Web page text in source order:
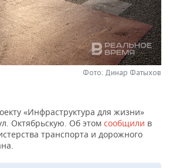
Фото: Динар Фатыхов
«Инфраструктура для жизни»
Октябрьскую. Об этом сообщили в
транспорта и дорожного